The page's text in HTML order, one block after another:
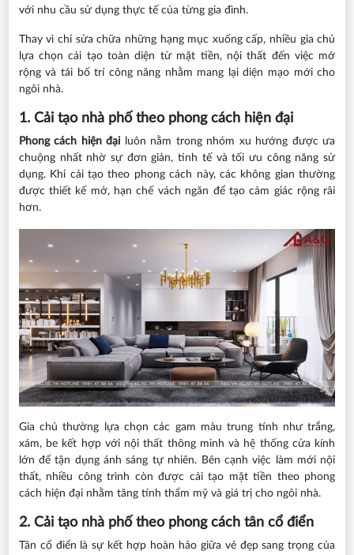
với nhu cầu sử dụng thực tế của từng gia đình.
Thay vì chỉ sửa chữa những hạng mục xuống cấp, nhiều gia chủ
lựa chọn cải tạo toàn diện từ mặt tiền, nội thất đến việc mở
rộng và tái bố trí công năng nhằm mang lại diện mạo mới cho
ngôi nhà.
1. Cải tạo nhà phố theo phong cách hiện đại
Phong cách hiện đại
luôn nằm trong nhóm xu hướng được ưa
chuộng nhất nhờ sự đơn giản, tinh tế và tối ưu công năng sử
dụng. Khi cải tạo theo phong cách này, các không gian thường
được thiết kế mở, hạn chế vách ngăn để tạo cảm giác rộng rãi
hơn.
Gia chủ thường lựa chọn các gam màu trung tính như trắng,
xám, be kết hợp với nội thất thông minh và hệ thống cửa kính
lớn để tận dụng ánh sáng tự nhiên. Bên cạnh việc làm mới nội
thất, nhiều công trình còn được cải tạo mặt tiền theo phong
cách hiện đại nhằm tăng tính thẩm mỹ và giá trị cho ngôi nhà.
2. Cải tạo nhà phố theo phong cách tân cổ điển
Tân cổ điển là sự kết hợp hoàn hảo giữa vẻ đẹp sang trọng của